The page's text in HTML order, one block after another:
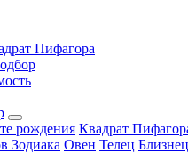
Пифагора
рождения Квадрат
Зодиака Овен Телец